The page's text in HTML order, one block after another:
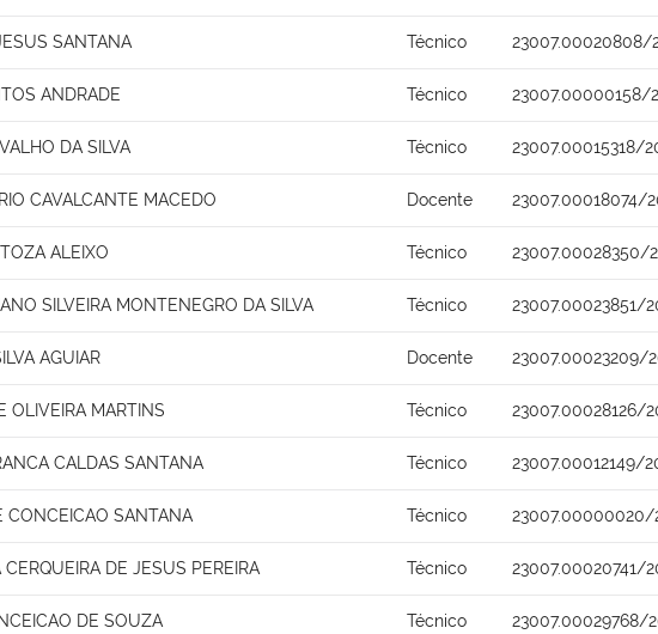
SANTANA Técnico 23007.00020808/
ANDRADE Técnico 23007.00000158/
DA SILVA Técnico 23007.00015318/
CAVALCANTE MACEDO Docente 23007.00018074/
ALEIXO Técnico 23007.00028350/
SILVEIRA MONTENEGRO DA SILVA Técnico 23007.00023851/
AGUIAR Docente 23007.00023209/
OLIVEIRA MARTINS Técnico 23007.00028126/
CALDAS SANTANA Técnico 23007.00012149/
CONCEICAO SANTANA Técnico 23007.00000020/
CERQUEIRA DE JESUS PEREIRA Técnico 23007.00020741/
DE SOUZA Técnico 23007.00029768/